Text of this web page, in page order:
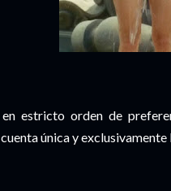
estricto orden de
única y